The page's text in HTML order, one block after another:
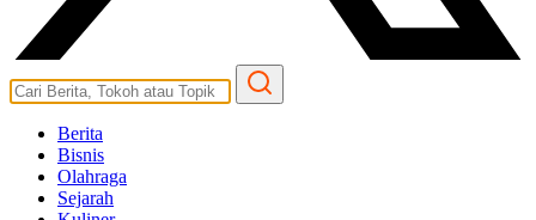
Berita
Bisnis
Olahraga
Sejarah